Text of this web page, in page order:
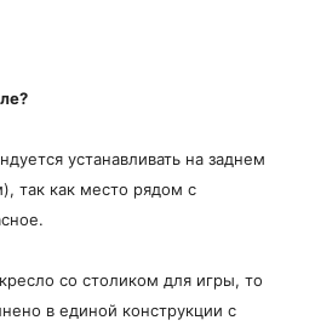
устанавливать на заднем
так как место рядом с
со столиком для игры, то
в единой конструкции с